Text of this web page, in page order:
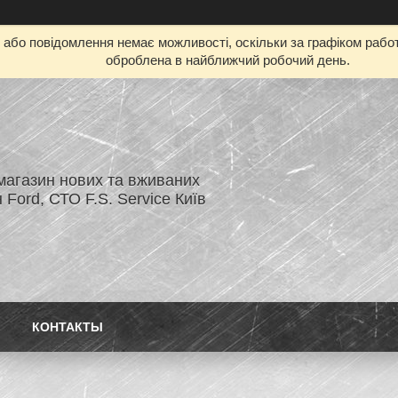
повідомлення немає можливості, оскільки за графіком
оброблена в найближчий робочий день.
нових та вживаних
Ford, СТО F.S. Service Київ
КОНТАКТЫ